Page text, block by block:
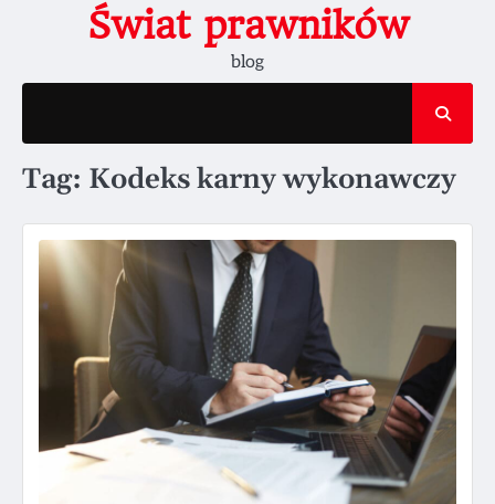
Świat prawników
blog
Tag: Kodeks karny wykonawczy